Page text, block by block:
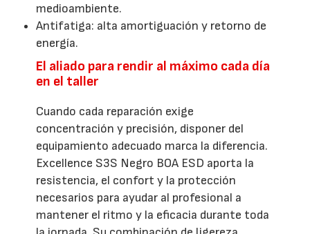
medioambiente.
Antifatiga: alta amortiguación y retorno de
energía.
El aliado para rendir al máximo cada día
en el taller
Cuando cada reparación exige
concentración y precisión, disponer del
equipamiento adecuado marca la diferencia.
Excellence S3S Negro BOA ESD aporta la
resistencia, el confort y la protección
necesarios para ayudar al profesional a
mantener el ritmo y la eficacia durante toda